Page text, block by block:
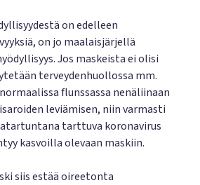
on edelleen
on jo maalaisjärjellä
Jos maskeista ei olisi
terveydenhuollossa mm.
flunssassa nenäliinaan
leviämisen, niin varmasti
tarttuva koronavirus
kasvoilla olevaan maskiin.
siis estää oireetonta